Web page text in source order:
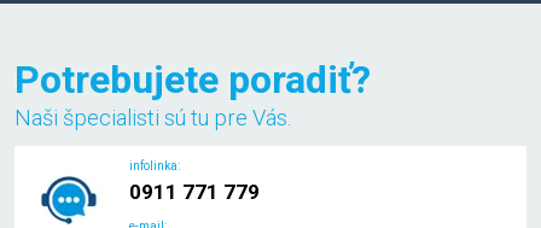
Potrebujete poradiť?
Naši špecialisti sú tu pre Vás.
infolinka:
0911 771 779